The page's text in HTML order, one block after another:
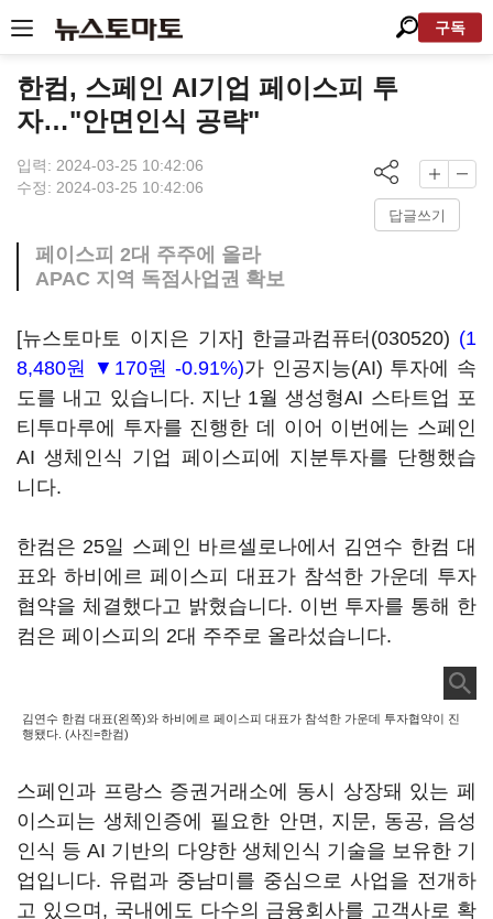
구독
한컴, 스페인 AI기업 페이스피 투
자…"안면인식 공략"
입력: 2024-03-25 10:42:06
수정: 2024-03-25 10:42:06
답글쓰기
페이스피 2대 주주에 올라
APAC 지역 독점사업권 확보
[뉴스토마토 이지은 기자] 한글과컴퓨터(030520) (1
8,480원 ▼170원 -0.91%)가 인공지능(AI) 투자에 속
도를 내고 있습니다. 지난 1월 생성형AI 스타트업 포
티투마루에 투자를 진행한 데 이어 이번에는 스페인
AI 생체인식 기업 페이스피에 지분투자를 단행했습
니다.
한컴은 25일 스페인 바르셀로나에서 김연수 한컴 대
표와 하비에르 페이스피 대표가 참석한 가운데 투자
협약을 체결했다고 밝혔습니다. 이번 투자를 통해 한
컴은 페이스피의 2대 주주로 올라섰습니다.
김연수 한컴 대표(왼쪽)와 하비에르 페이스피 대표가 참석한 가운데 투자협약이 진
행됐다. (사진=한컴)
스페인과 프랑스 증권거래소에 동시 상장돼 있는 페
이스피는 생체인증에 필요한 안면, 지문, 동공, 음성
인식 등 AI 기반의 다양한 생체인식 기술을 보유한 기
업입니다. 유럽과 중남미를 중심으로 사업을 전개하
고 있으며, 국내에도 다수의 금융회사를 고객사로 확